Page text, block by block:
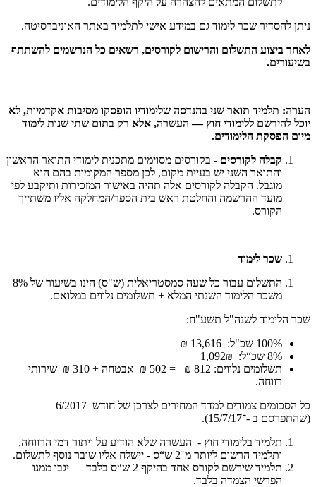
ניתן להסדיר שכר לימוד גם במידע אישי לתלמיד באתר האוניברסיטה.
לאחר ביצוע התשלום והרישום לקורסים, רשאים כל הנרשמים להשתתף
בשיעורים.
הערה: תלמיד תואר שני בהנדסה שלימודיו הופסקו מסיבות אקדמיות, לא
יוכל להירשם ללימודי חוץ — העשרה, אלא רק בתום שתי שנות לימוד
מיום הפסקת הלימודים.
קבלה לקורסים - בקורסים מסוימים מתכנית לימודי התואר הראשון
והתואר השני יש בעיית מקום, לכן מספר המקומות בהם הוא
מוגבל. הקבלה לקורסים אלה תהיה באישור המזכירות ותיקבע לפי
מועד ההרשמה והחלטת ראש בית הספר/המחלקה אליו משתייך
הקורס.
שכר לימוד
התשלום עבור כל שעה סמסטריאלית (ש"ס) הינו בשיעור של 8%
משכר הלימוד השנתי המלא + תשלומים נלווים במלואם.
שכר הלימוד לשנה"ל תשע"ח:
100% שכ"ל: 13,616 ₪
8% שכ“ל: 1,092₪
תשלומים נלווים: 812 ₪ = 502 ₪ אבטחה + 310 ₪ שירותי
רווחה.
כל הסכומים צמודים למדד המחירים לצרכן של חודש 6/2017
(שהתפרסם ב -־15/7/17).
תלמיד בלימודי חוץ - העשרה שלא הודיע על ויתור דמי הרווחה,
ותלמיד הרשום ליותר מ־2 ש“ס - יישלח אליו שובר נוסף לתשלום.
תלמיד שירשם לקורס אחד בהיקף 2 ש“ס בלבד — יגבו ממנו
הפרשי הצמדה בלבד.